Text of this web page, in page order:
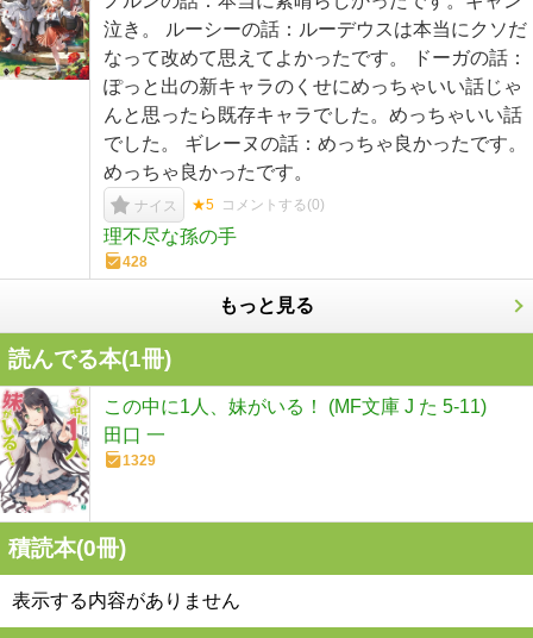
泣き。 ルーシーの話：ルーデウスは本当にクソだ
なって改めて思えてよかったです。 ドーガの話：
ぽっと出の新キャラのくせにめっちゃいい話じゃ
んと思ったら既存キャラでした。めっちゃいい話
でした。 ギレーヌの話：めっちゃ良かったです。
めっちゃ良かったです。
ナイス ★5 コメントする(0)
理不尽な孫の手
428
もっと見る
読んでる本(1冊)
この中に1人、妹がいる！ (MF文庫 J た 5-11)
田口 一
1329
積読本(0冊)
表示する内容がありません